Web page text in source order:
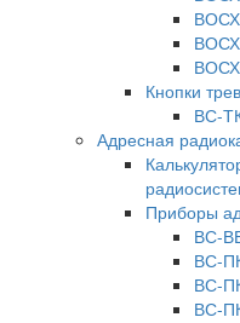
Кнопки
ВС-
Адресная
Приборы
ВС-
ВС-
ВС-
ВС-